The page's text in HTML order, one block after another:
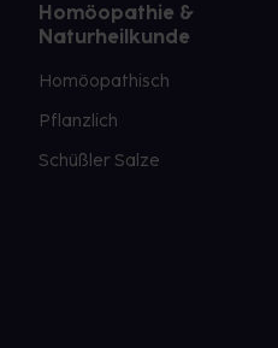
Homöopathie &
Naturheilkunde
Homöopathisch
Pflanzlich
Schüßler Salze